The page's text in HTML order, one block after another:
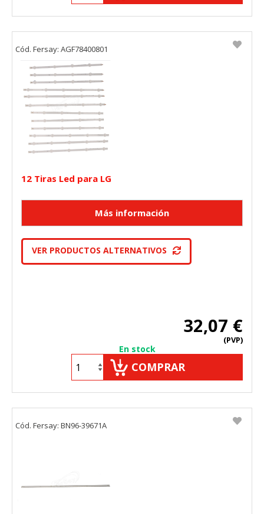
12 Tiras Led para LG
VER PRODUCTOS ALTERNATIVOS
32,07 €
(PVP)
En stock
COMPRAR
Cód. Fersay: AGF78400801
Cód. Fersay: BN96-39671A